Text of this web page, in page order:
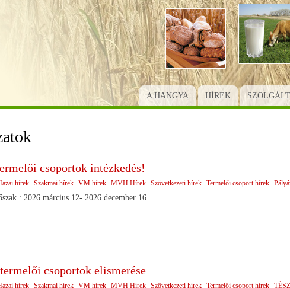
Ugrás
a
tartalomra
A HANGYA HÍREK
csoportok intézkedés!
hírek Szakmai hírek VM hírek MVH Hírek Szövetkezeti hírek Termelői csoport hírek
: 2026.március 12- 2026.december 16.
csoportok elismerése
hírek Szakmai hírek VM hírek MVH Hírek Szövetkezeti hírek Termelői csoport hírek